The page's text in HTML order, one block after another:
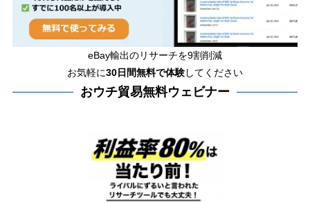
eBay輸出のリサーチを9割削減
お気軽に30日間無料で体験してください
おウチ貿易無料ウェビナー